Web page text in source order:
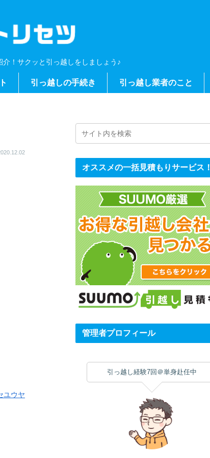
！サクッと引っ越しをしましょう♪
引っ越しの手続き 引っ越し業者のこと
ユウヤ
オススメの一括見積もりサービス！
管理者プロフィール
引っ越し経験7回＠単身赴任中